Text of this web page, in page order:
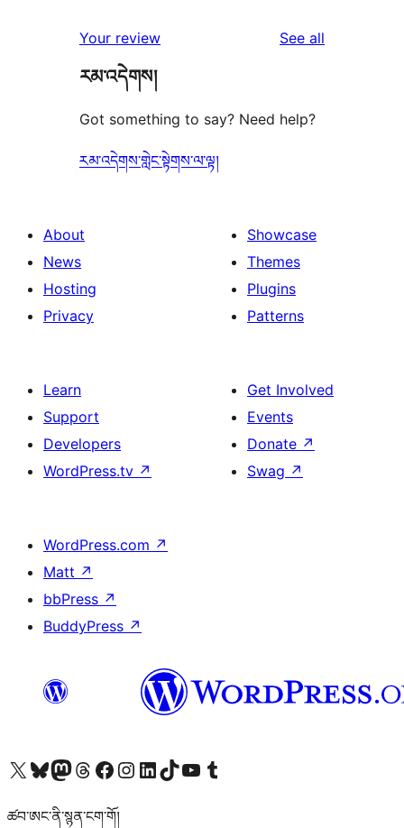
Your review See all
རམ་འདེགས།
Got something to say? Need help?
རམ་འདེགས་གླེང་སྟེགས་ལ་ལྟ།
About
News
Hosting
Privacy
Showcase
Themes
Plugins
Patterns
Learn
Support
Developers
WordPress.tv ↗
Get Involved
Events
Donate ↗
Swag ↗
WordPress.com ↗
Matt ↗
bbPress ↗
BuddyPress ↗
Visit our X (formerly Twitter) account
Visit our Bluesky account
Visit our Mastodon account
Visit our Threads account
Visit our Facebook page
Visit our Instagram account
Visit our LinkedIn account
Visit our TikTok account
Visit our YouTube channel
Visit our Tumblr account
ཚབ་ཨང་ནི་སྙན་ངག་གོ།